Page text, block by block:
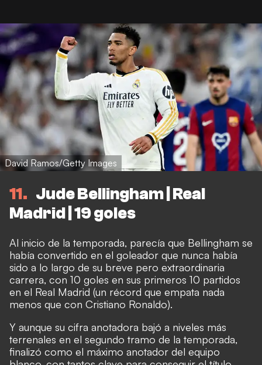
David Ramos/Getty Images
11
Jude Bellingham | Real
Madrid | 19 goles
Al inicio de la temporada, parecía que Bellingham se
había convertido en el goleador que nunca había
sido a lo largo de su breve pero extraordinaria
carrera, con 10 goles en sus primeros 10 partidos
en el Real Madrid (un récord que empata nada
menos que con Cristiano Ronaldo).
Y aunque su cifra anotadora bajó a niveles más
terrenales en el segundo tramo de la temporada,
finalizó como el máximo anotador del equipo